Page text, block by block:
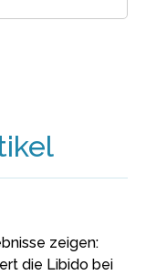
zeigen:
die Libido bei